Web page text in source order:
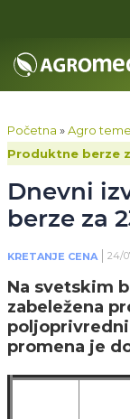
Početna »Agro teme
Produktne berze
Dnevni
berze za
KRETANJE CENA 24/
Na svetskim
zabeležena
promena je